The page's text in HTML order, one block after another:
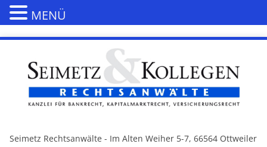
Seimetz Rechtsanwälte - Im Alten Weiher 5-7, 66564 Ottweiler
MENÜ